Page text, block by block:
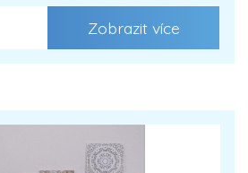
Zobrazit více